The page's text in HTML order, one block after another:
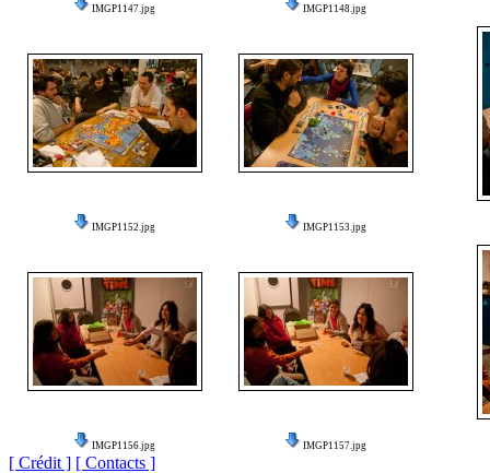
IMGP1147.jpg IMGP1148.jpg
IMGP1152.jpg IMGP1153.jpg
IMGP1156.jpg IMGP1157.jpg
[ Crédit ] [ Contacts ]